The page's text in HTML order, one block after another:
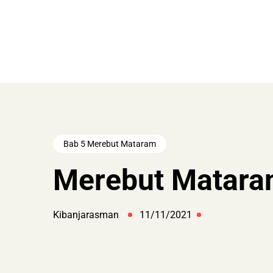
Bab 5 Merebut Mataram
Merebut
Kibanjarasman 11/11/2021